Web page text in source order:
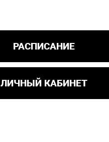
РАСПИСАНИЕ
ЛИЧНЫЙ КАБИНЕТ